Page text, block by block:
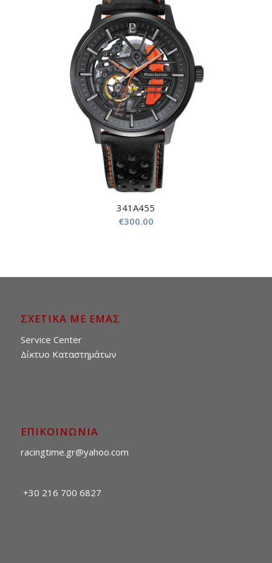
341A455
€300.00
ΣΧΕΤΙΚΑ ΜΕ ΕΜΑΣ
Service Center
Δίκτυο Καταστημάτων
ΕΠΙΚΟΙΝΩΝΙΑ
racingtime.gr@yahoo.com
+30 216 700 6827